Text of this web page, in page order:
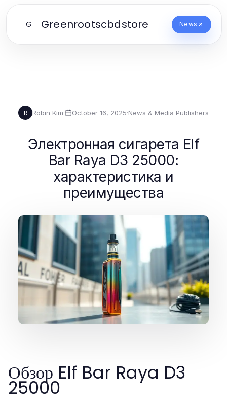
G Greenrootscbdstore News
R Robin Kim· October 16, 2025·News & Media Publishers
Электронная сигарета Elf
Bar Raya D3 25000:
характеристика и
преимущества
Обзор Elf Bar Raya D3
25000